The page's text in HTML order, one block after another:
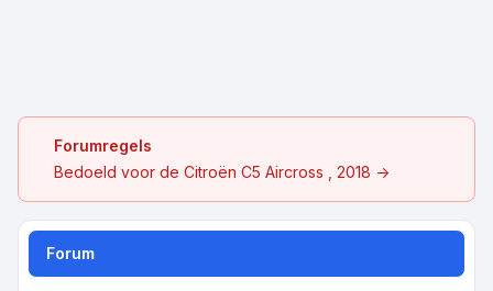
Forumregels
Bedoeld voor de Citroën C5 Aircross , 2018 ->
Forum